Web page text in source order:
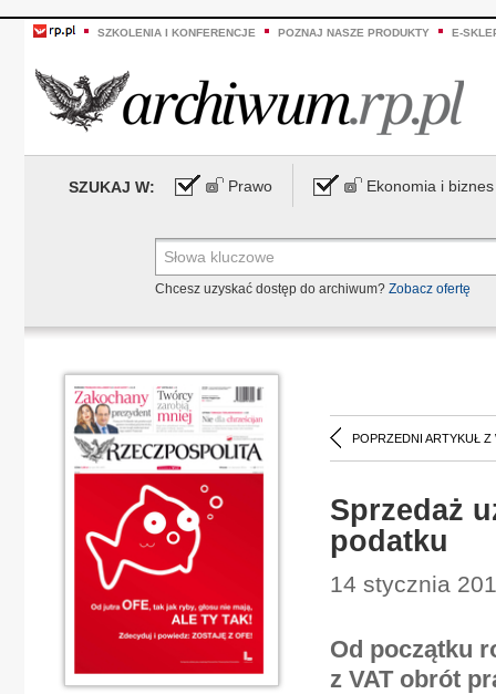
SZKOLENIA I KONFERENCJE POZNAJ NASZE PRODUKTY E-
SZUKAJ W: Prawo Ekonomia i biznes
Chcesz uzyskać dostęp do archiwum? Zobacz ofertę
POPRZEDNI ARTYKUŁ Z
Sprzedaż
podatku
14 stycznia
Od początku
z VAT obrót